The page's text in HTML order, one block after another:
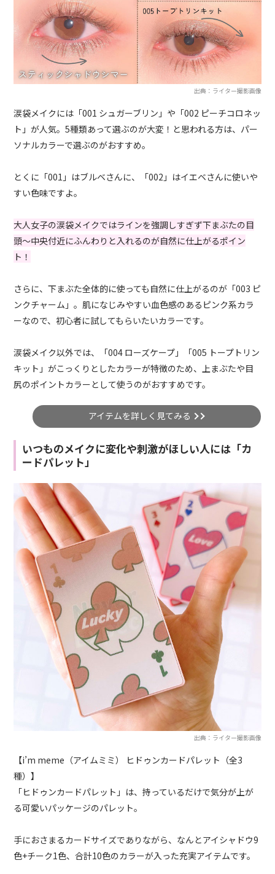
出典：ライター撮影画像
涙袋メイクには「001 シュガーブリン」や「002 ピーチコロネッ
ト」が人気。5種類あって選ぶのが大変！と思われる方は、パー
ソナルカラーで選ぶのがおすすめ。
とくに「001」はブルベさんに、「002」はイエベさんに使いや
すい色味ですよ。
大人女子の涙袋メイクではラインを強調しすぎず下まぶたの目
頭〜中央付近にふんわりと入れるのが自然に仕上がるポイン
ト！
さらに、下まぶた全体的に使っても自然に仕上がるのが「003 ピ
ンクチャーム」。肌になじみやすい血色感のあるピンク系カラ
ーなので、初心者に試してもらいたいカラーです。
涙袋メイク以外では、「004 ローズケープ」「005 トープトリン
キット」がこっくりとしたカラーが特徴のため、上まぶたや目
尻のポイントカラーとして使うのがおすすめです。
アイテムを詳しく見てみる
いつものメイクに変化や刺激がほしい人には「カ
ードパレット」
出典：ライター撮影画像
【i’m meme（アイムミミ） ヒドゥンカードパレット（全3
種）】
「ヒドゥンカードパレット」は、持っているだけで気分が上が
る可愛いパッケージのパレット。
手におさまるカードサイズでありながら、なんとアイシャドウ9
色+チーク1色、合計10色のカラーが入った充実アイテムです。